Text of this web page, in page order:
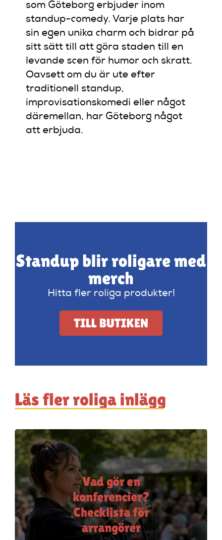
som Göteborg erbjuder inom
standup-comedy. Varje plats har
sin egen unika charm och bidrar på
sitt sätt till att göra staden till en
levande scen för humor och skratt.
Oavsett om du är ute efter
traditionell standup,
improvisationskomedi eller något
däremellan, har Göteborg något
att erbjuda.
Standup blir roligare med
merch
Hitta fler roliga produkter!
TILL BUTIKEN
Läs fler roliga inlägg
Vad gör en
konferencier?
Checklista för
arrangörer